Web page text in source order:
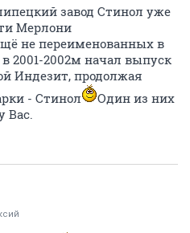
завод Стинол уже
Мерлони
не переименованных в
2001-2002м начал выпуск
Индезит, продолжая
- Стинол
Один из них
Вас.